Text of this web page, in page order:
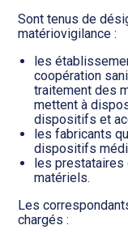
Sont tenus de
matériovigilance :
les
coopération
traitement des
mettent à
dispositifs et
les fabricants
dispositifs
les
matériels.
Les
chargés :